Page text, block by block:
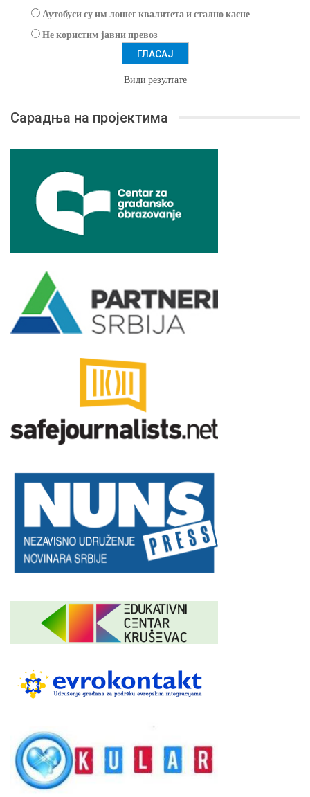
Аутобуси су им лошег квалитета и стално касне
Не користим јавни превоз
Види резултате
Сарадња на пројектима